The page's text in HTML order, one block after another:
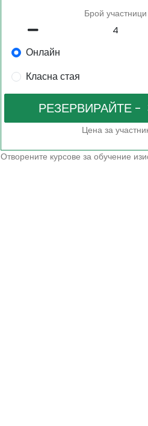
Брой участници
Онлайн
Класна стая
Цена за
Отворените курсове за обучение